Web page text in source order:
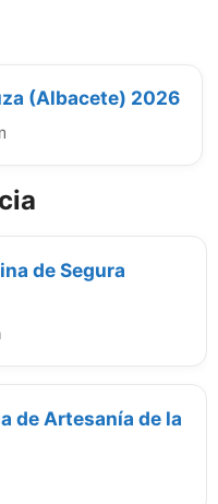
(Albacete) 2026
de Segura
de Artesanía de la